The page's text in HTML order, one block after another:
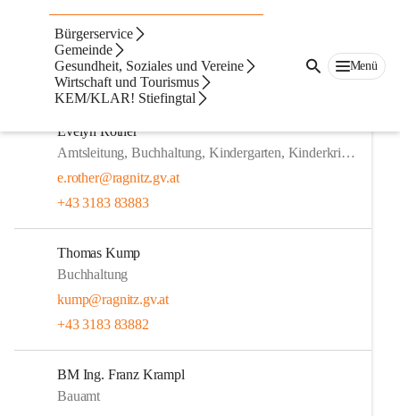
Bürgerservice
Gemeinde
Gesundheit, Soziales und Vereine
Wirtschaft und Tourismus
KEM/KLAR! Stiefingtal
Menü
Verwaltung &
Außendienst
Die Verwaltung von der Gemeinde Ragnitz.
Evelyn Rother
Amtsleitung, Buchhaltung, Kindergarten, Kinderkrippe
e.rother@ragnitz.gv.at
+43 3183 83883
Thomas Kump
Buchhaltung
kump@ragnitz.gv.at
+43 3183 83882
BM Ing. Franz Krampl
Bauamt